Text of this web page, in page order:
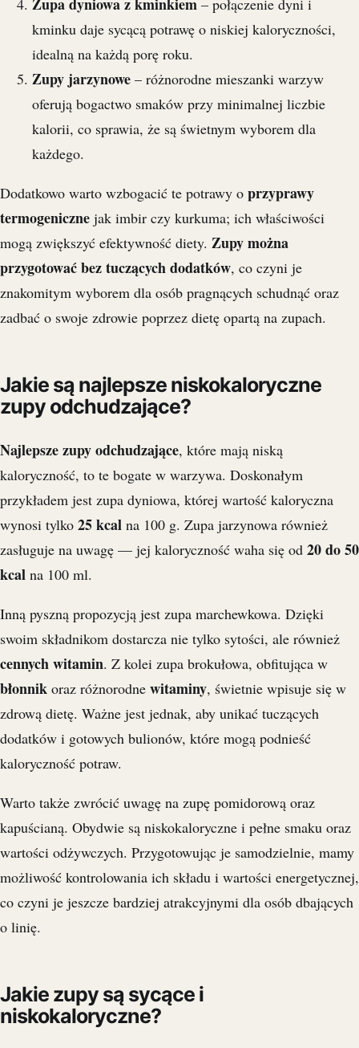
– połączenie dyni i
kminku daje sycącą potrawę o niskiej kaloryczności,
idealną na każdą porę roku.
Zupy jarzynowe – różnorodne mieszanki warzyw
oferują bogactwo smaków przy minimalnej liczbie
kalorii, co sprawia, że są świetnym wyborem dla
każdego.
Dodatkowo warto wzbogacić te potrawy o przyprawy
termogeniczne jak imbir czy kurkuma; ich właściwości
mogą zwiększyć efektywność diety. Zupy można
przygotować bez tuczących dodatków, co czyni je
znakomitym wyborem dla osób pragnących schudnąć oraz
zadbać o swoje zdrowie poprzez dietę opartą na zupach.
Jakie są najlepsze niskokaloryczne
zupy odchudzające?
Najlepsze zupy odchudzające, które mają niską
kaloryczność, to te bogate w warzywa. Doskonałym
przykładem jest zupa dyniowa, której wartość kaloryczna
wynosi tylko 25 kcal na 100 g. Zupa jarzynowa również
zasługuje na uwagę — jej kaloryczność waha się od 20 do 50
kcal na 100 ml.
Inną pyszną propozycją jest zupa marchewkowa. Dzięki
swoim składnikom dostarcza nie tylko sytości, ale również
cennych witamin. Z kolei zupa brokułowa, obfitująca w
błonnik oraz różnorodne witaminy, świetnie wpisuje się w
zdrową dietę. Ważne jest jednak, aby unikać tuczących
dodatków i gotowych bulionów, które mogą podnieść
kaloryczność potraw.
Warto także zwrócić uwagę na zupę pomidorową oraz
kapuścianą. Obydwie są niskokaloryczne i pełne smaku oraz
wartości odżywczych. Przygotowując je samodzielnie, mamy
możliwość kontrolowania ich składu i wartości energetycznej,
co czyni je jeszcze bardziej atrakcyjnymi dla osób dbających
o linię.
Jakie zupy są sycące i
niskokaloryczne?